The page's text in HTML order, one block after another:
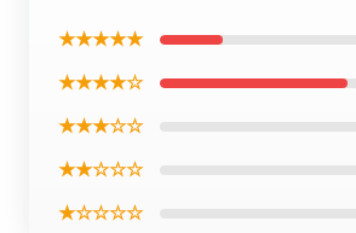
★★★★★
★★★★☆
★★★☆☆
★★☆☆☆
★☆☆☆☆